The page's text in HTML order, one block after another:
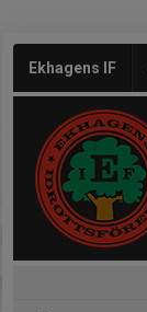
Ekhagens IF